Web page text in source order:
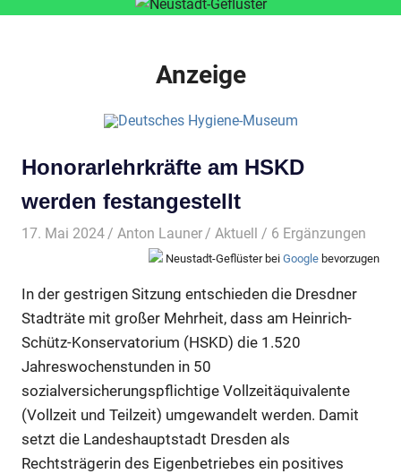
Anzeige
Honorarlehrkräfte am HSKD
werden festangestellt
17. Mai 2024 Anton Launer Aktuell / 6 Ergänzungen
Neustadt-Geflüster bei Google bevorzugen
In der gestrigen Sitzung entschieden die Dresdner
Stadträte mit großer Mehrheit, dass am Heinrich-
Schütz-Konservatorium (HSKD) die 1.520
Jahreswochenstunden in 50
sozialversicherungspflichtige Vollzeitäquivalente
(Vollzeit und Teilzeit) umgewandelt werden. Damit
setzt die Landeshauptstadt Dresden als
Rechtsträgerin des Eigenbetriebes ein positives